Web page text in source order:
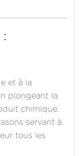
:
et à la
plongeant la
chimique.
servant à
tous les